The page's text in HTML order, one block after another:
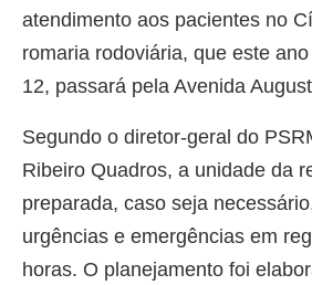
atendimento aos pacientes no
romaria rodoviária, que este
12, passará pela Avenida
Segundo o diretor-geral do
Ribeiro Quadros, a unidade da
preparada, caso seja
urgências e emergências em
horas. O planejamento foi